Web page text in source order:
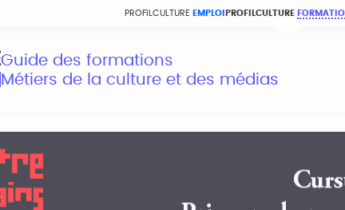
PROFILCULTURE EMPLOI PROFILCULTURE
Guide des formations
Métiers de la culture et des médias